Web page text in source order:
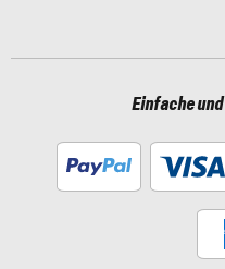
Einfache